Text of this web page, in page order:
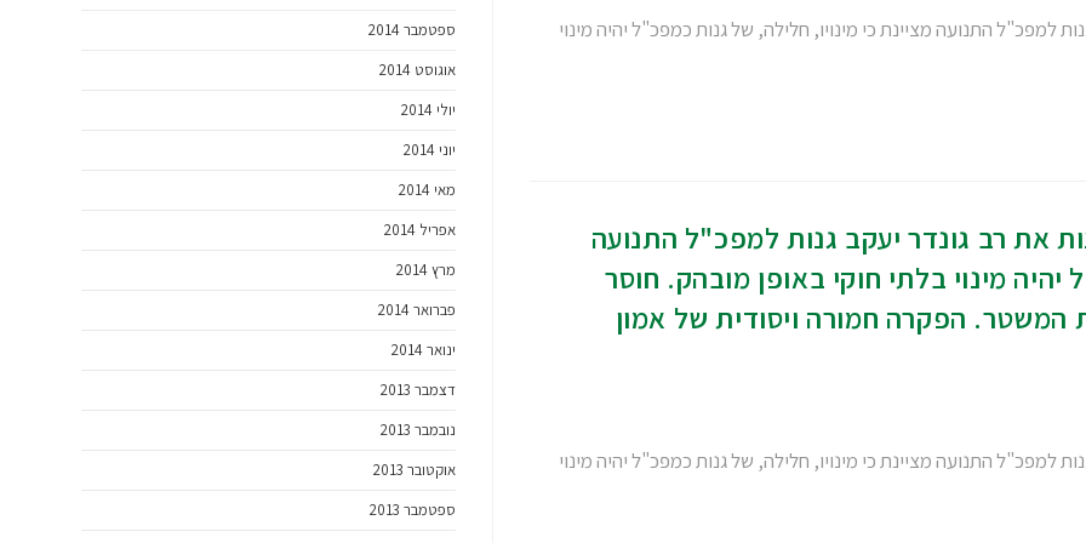
התנועה מציינת כי מינויו, חלילה, של גנות כמפכ"ל יהיה מינוי
את רב גונדר יעקב גנות למפכ"ל התנועה
מינוי בלתי חוקי באופן מובהק. חוסר
המשטר. הפקרה חמורה ויסודית של אמון
התנועה מציינת כי מינויו, חלילה, של גנות כמפכ"ל יהיה מינוי
ספטמבר 2014
אוגוסט 2014
יולי 2014
יוני 2014
מאי 2014
אפריל 2014
מרץ 2014
פברואר 2014
ינואר 2014
דצמבר 2013
נובמבר 2013
אוקטובר 2013
ספטמבר 2013